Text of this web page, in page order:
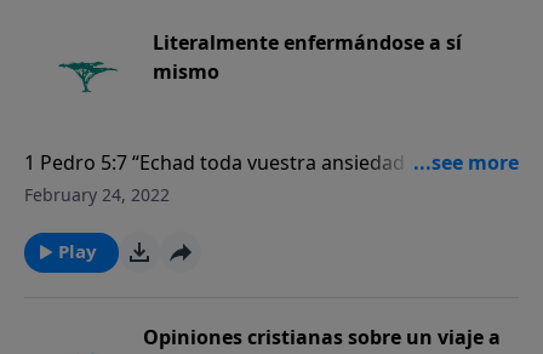
Literalmente enfermándose a sí
mismo
1 Pedro 5:7 “Echad toda vuestra ansiedad sobre él,
porque él tiene cuidado de vosotros”.
February 24, 2022
Play
Opiniones cristianas sobre un viaje a